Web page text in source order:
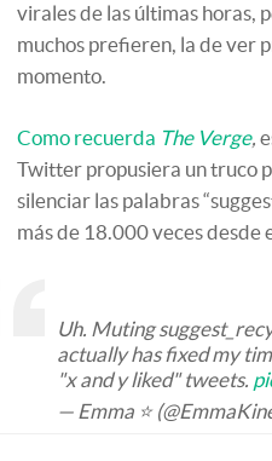
virales de las últimas horas,
muchos prefieren, la de ver
momento.
Como recuerda The Verge,
Twitter propusiera un truco
silenciar las palabras
más de 18.000 veces desde
Uh. Muting
actually has fixed my
"x and y liked" tweets.
— Emma ⭐